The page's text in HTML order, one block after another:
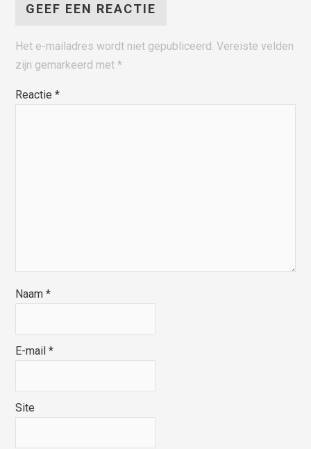
GEEF EEN REACTIE
Het e-mailadres wordt niet gepubliceerd. Vereiste velden
zijn gemarkeerd met*
Reactie*
Naam*
E-mail*
Site